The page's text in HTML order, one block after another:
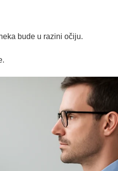
bude u razini očiju.